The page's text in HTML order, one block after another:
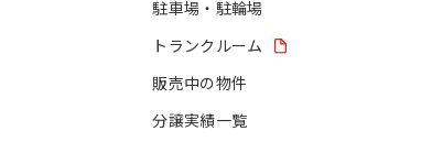
駐車場・駐輪場
トランクルーム
販売中の物件
分譲実績一覧